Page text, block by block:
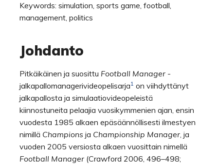
Keywords: simulation, sports game, football,
management, politics
Johdanto
Pitkäikäinen ja suosittu Football Manager -
jalkapallomanagerivideopelisarja1 on viihdyttänyt
jalkapallosta ja simulaatiovideopeleistä
kiinnostuneita pelaajia vuosikymmenien ajan, ensin
vuodesta 1985 alkaen epäsäännöllisesti ilmestyen
nimillä Champions ja Championship Manager, ja
vuoden 2005 versiosta alkaen vuosittain nimellä
Football Manager (Crawford 2006, 496–498;